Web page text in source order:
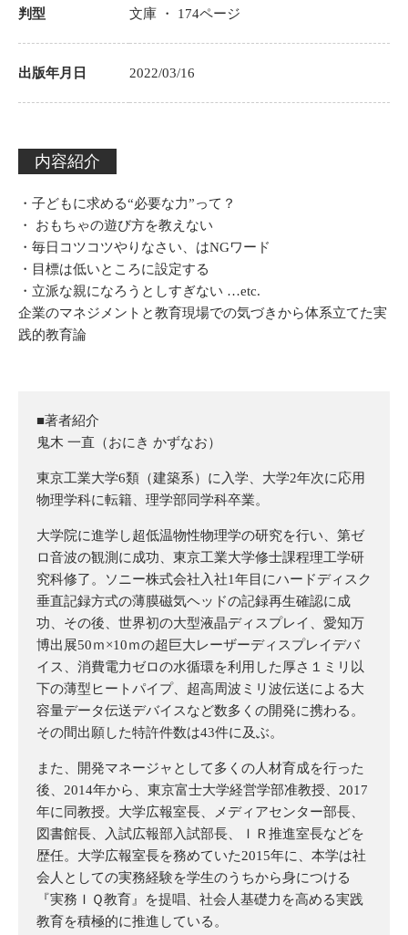
判型 文庫 ・ 174ページ
出版年月日 2022/03/16
内容紹介
・子どもに求める“必要な力”って？
・ おもちゃの遊び方を教えない
・毎日コツコツやりなさい、はNGワード
・目標は低いところに設定する
・立派な親になろうとしすぎない …etc.
企業のマネジメントと教育現場での気づきから体系立てた実
践的教育論
■著者紹介
鬼木 一直（おにき かずなお）
東京工業大学6類（建築系）に入学、大学2年次に応用
物理学科に転籍、理学部同学科卒業。
大学院に進学し超低温物性物理学の研究を行い、第ゼ
ロ音波の観測に成功、東京工業大学修士課程理工学研
究科修了。ソニー株式会社入社1年目にハードディスク
垂直記録方式の薄膜磁気ヘッドの記録再生確認に成
功、その後、世界初の大型液晶ディスプレイ、愛知万
博出展50ｍ×10ｍの超巨大レーザーディスプレイデバ
イス、消費電力ゼロの水循環を利用した厚さ１ミリ以
下の薄型ヒートパイプ、超高周波ミリ波伝送による大
容量データ伝送デバイスなど数多くの開発に携わる。
その間出願した特許件数は43件に及ぶ。
また、開発マネージャとして多くの人材育成を行った
後、2014年から、東京富士大学経営学部准教授、2017
年に同教授。大学広報室長、メディアセンター部長、
図書館長、入試広報部入試部長、ＩＲ推進室長などを
歴任。大学広報室長を務めていた2015年に、本学は社
会人としての実務経験を学生のうちから身につける
『実務ＩＱ教育』を提唱、社会人基礎力を高める実践
教育を積極的に推進している。